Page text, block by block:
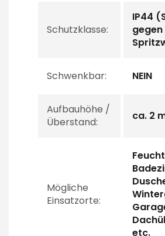
Schutzklasse:
IP44
gegen
Schwenkbar: NEIN
Aufbauhöhe /
Überstand:
ca. 2
Mögliche
Einsatzorte:
etc.